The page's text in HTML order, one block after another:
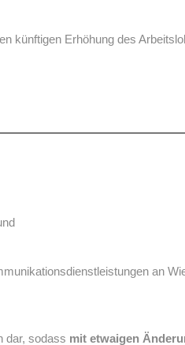
künftigen Erhöhung des
an
dar, sodass mit etwaigen